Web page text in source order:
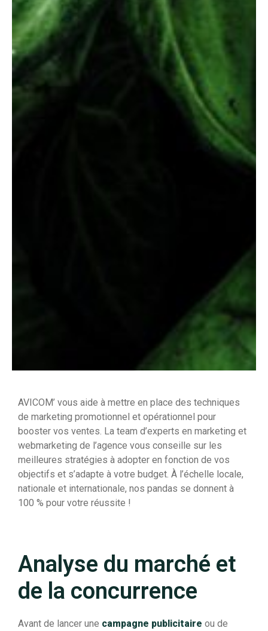
AVICOM’ vous aide à mettre en place des techniques
de marketing promotionnel et opérationnel pour
booster vos ventes. La team d’experts en marketing et
webmarketing de l’agence vous conseille sur les
meilleures stratégies à adopter en fonction de vos
objectifs et s’adapte à votre budget. À l’échelle locale,
nationale et internationale, nos pandas se donnent à
100 % pour votre réussite !
Analyse du marché et
de la concurrence
Avant de lancer une campagne publicitaire ou de